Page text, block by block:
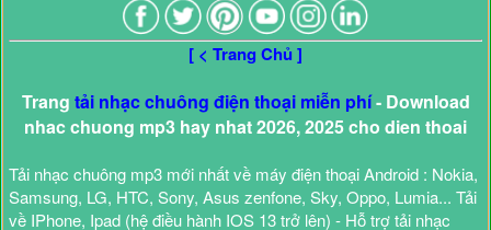
[ < Trang Chủ ]
Trang tải nhạc chuông điện thoại miễn phí- Download
nhac chuong mp3 hay nhat 2026, 2025 cho dien thoai
Tải nhạc chuông mp3 mới nhất về máy điện thoại Android : Nokia,
Samsung, LG, HTC, Sony, Asus zenfone, Sky, Oppo, Lumia... Tải
về IPhone, Ipad (hệ điều hành IOS 13 trở lên) - Hỗ trợ tải nhạc